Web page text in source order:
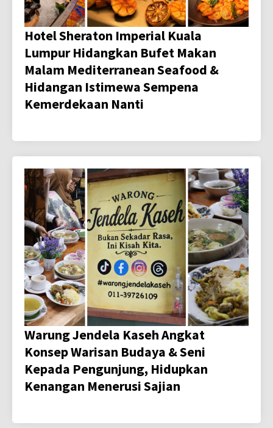
Hotel Sheraton Imperial Kuala
Lumpur Hidangkan Bufet Makan
Malam Mediterranean Seafood &
Hidangan Istimewa Sempena
Kemerdekaan Nanti
Warung Jendela Kaseh Angkat
Konsep Warisan Budaya & Seni
Kepada Pengunjung, Hidupkan
Kenangan Menerusi Sajian